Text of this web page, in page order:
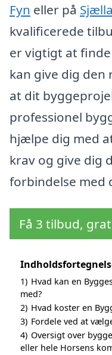
Fyn eller på
kvalificerede
er vigtigt at
kan give dig den
at dit
professionel
hjælpe dig med
krav og give dig
forbindelse med
Få 3 tilbud,
1) Hvad kan en
med?
2) Hvad koster en
3) Fordele ved at
4) Oversigt over
eller hele Horsens